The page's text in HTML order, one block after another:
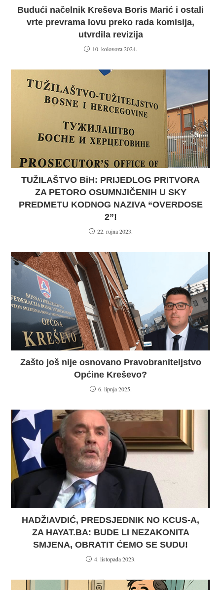
Budući načelnik Kreševa Boris Marić i ostali
vrte prevrama lovu preko rada komisija,
utvrdila revizija
10. kolovoza 2024.
TUŽILAŠTVO BiH: PRIJEDLOG PRITVORA
ZA PETORO OSUMNJIČENIH U SKY
PREDMETU KODNOG NAZIVA “OVERDOSE
2”!
22. rujna 2023.
Zašto još nije osnovano Pravobraniteljstvo
Općine Kreševo?
6. lipnja 2025.
HADŽIAVDIĆ, PREDSJEDNIK NO KCUS-A,
ZA HAYAT.BA: BUDE LI NEZAKONITA
SMJENA, OBRATIT ĆEMO SE SUDU!
4. listopada 2023.